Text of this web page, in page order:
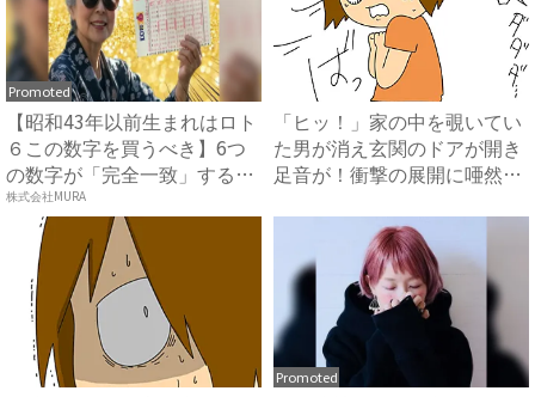
Promoted
【昭和43年以前生まれはロト
６この数字を買うべき】6つ
の数字が「完全一致」する
方...
株式会社MURA
「ヒッ！」家の中を覗いてい
た男が消え玄関のドアが開き
足音が！衝撃の展開に唖然？
Promoted